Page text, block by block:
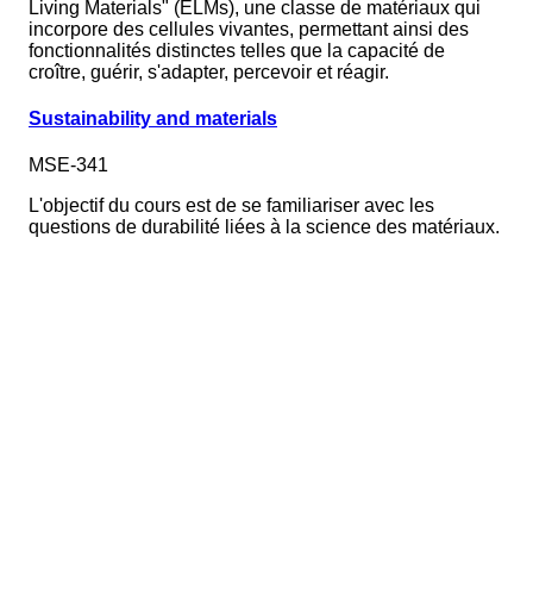
Living Materials" (ELMs), une classe de matériaux qui
incorpore des cellules vivantes, permettant ainsi des
fonctionnalités distinctes telles que la capacité de
croître, guérir, s'adapter, percevoir et réagir.
Sustainability and materials
MSE-341
L'objectif du cours est de se familiariser avec les
questions de durabilité liées à la science des matériaux.